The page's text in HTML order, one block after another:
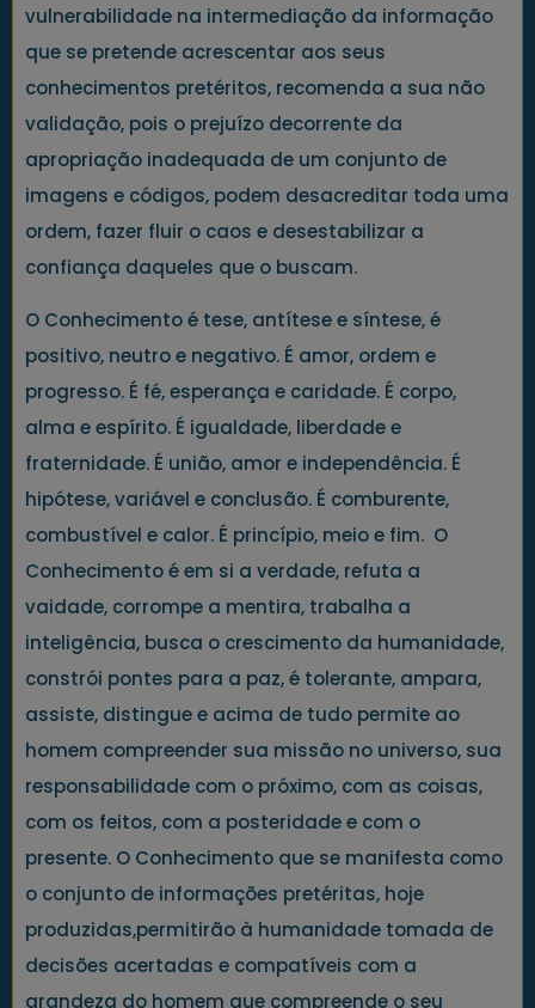
vulnerabilidade na intermediação da informação
que se pretende acrescentar aos seus
conhecimentos pretéritos, recomenda a sua não
validação, pois o prejuízo decorrente da
apropriação inadequada de um conjunto de
imagens e códigos, podem desacreditar toda uma
ordem, fazer fluir o caos e desestabilizar a
confiança daqueles que o buscam.
O Conhecimento é tese, antítese e síntese, é
positivo, neutro e negativo. É amor, ordem e
progresso. É fé, esperança e caridade. É corpo,
alma e espírito. É igualdade, liberdade e
fraternidade. É união, amor e independência. É
hipótese, variável e conclusão. É comburente,
combustível e calor. É princípio, meio e fim. O
Conhecimento é em si a verdade, refuta a
vaidade, corrompe a mentira, trabalha a
inteligência, busca o crescimento da humanidade,
constrói pontes para a paz, é tolerante, ampara,
assiste, distingue e acima de tudo permite ao
homem compreender sua missão no universo, sua
responsabilidade com o próximo, com as coisas,
com os feitos, com a posteridade e com o
presente. O Conhecimento que se manifesta como
o conjunto de informações pretéritas, hoje
produzidas,permitirão à humanidade tomada de
decisões acertadas e compatíveis com a
grandeza do homem que compreende o seu